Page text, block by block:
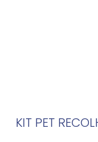
KIT PET